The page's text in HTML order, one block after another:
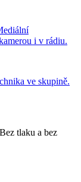
i v rádiu.
ve skupině.
tlaku a bez